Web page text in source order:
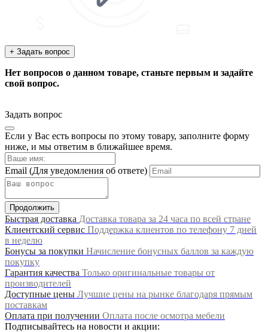
+ Задать вопрос
Нет вопросов о данном товаре, станьте первым и задайте
свой вопрос.
Задать вопрос
Если у Вас есть вопросы по этому товару, заполните форму
ниже, и мы ответим в ближайшее время.
Email (Для уведомления об ответе)
Продолжить
Быстрая доставка Доставка товара за 24 часа по всей стране
Клиентский сервис Поддержка клиентов по телефону 7 дней
в неделю
Бонусы за покупки Начисление бонусных баллов за каждую
покупку
Гарантия качества Только оригинальные товары от
производителей
Доступные цены Лучшие цены на рынке благодаря прямым
поставкам
Оплата при получении Оплата после осмотра мебели
Подписывайтесь на новости и акции: